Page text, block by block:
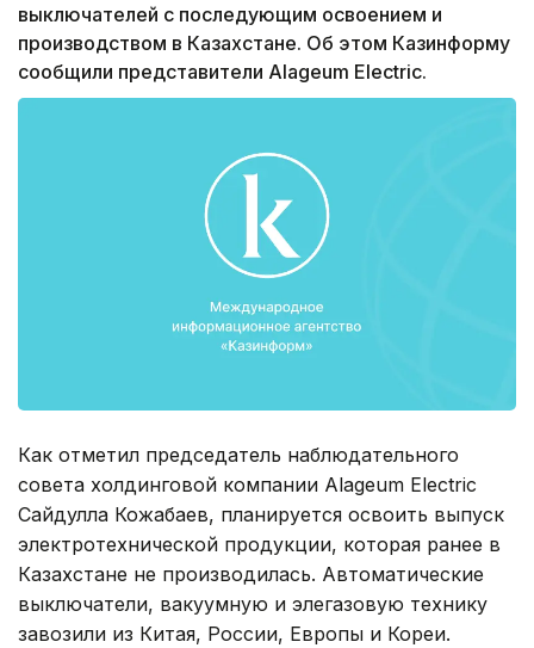
выключателей с последующим освоением и
производством в Казахстане. Об этом Казинформу
сообщили представители Аlageum Electric.
Как отметил председатель наблюдательного
совета холдинговой компании Alageum Electric
Сайдулла Кожабаев, планируется освоить выпуск
электротехнической продукции, которая ранее в
Казахстане не производилась. Автоматические
выключатели, вакуумную и элегазовую технику
завозили из Китая, России, Европы и Кореи.